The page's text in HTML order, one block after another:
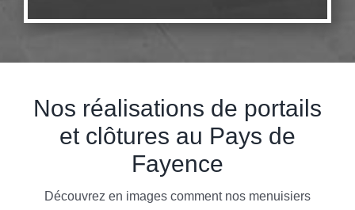
Nos réalisations de portails
et clôtures au Pays de
Fayence
Découvrez en images comment nos menuisiers